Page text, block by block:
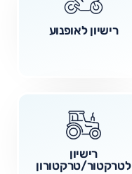
רישיון לאופנוע
רישיון
לטרקטור/טרקטורון